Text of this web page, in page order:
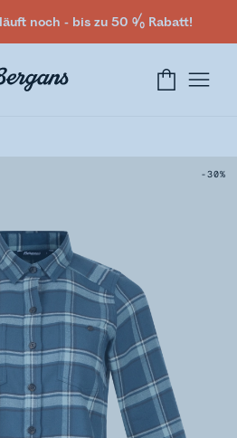
noch - bis zu 50 % Rabatt!
-30%